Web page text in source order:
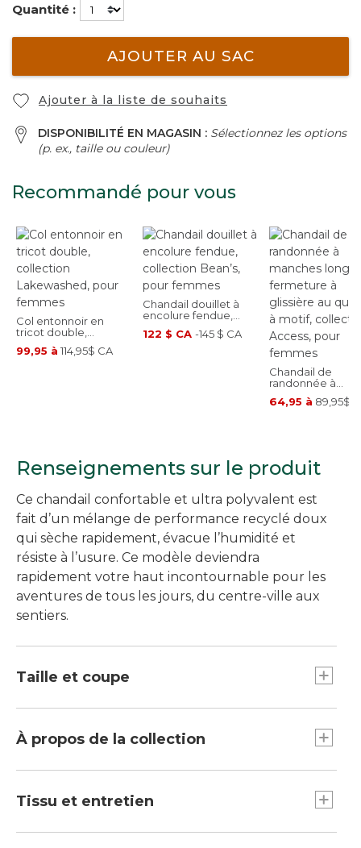
Quantité :
AJOUTER AU SAC
Ajouter à la liste de souhaits
DISPONIBILITÉ EN MAGASIN : Sélectionnez les options
(p. ex., taille ou couleur)
Recommandé pour vous
Col entonnoir en
tricot double,
Lakewashed, pour
99,95 à 114,95$ CA
Chandail douillet à
encolure fendue,
collection Bean’s,
pour femmes
122 $ CA -145 $ CA
Chandail de
randonnée à
manches
fermeture à
64,95 à 89,95$
Renseignements sur le produit
Ce chandail confortable et ultra polyvalent est
fait d’un mélange de performance recyclé doux
qui sèche rapidement, évacue l’humidité et
résiste à l’usure. Ce modèle deviendra
rapidement votre haut incontournable pour les
aventures de tous les jours, du centre-ville aux
sentiers.
Taille et coupe
standard de 25,5 po.
ample.
Tombe sur les hanches.
À propos de la collection
polyvalence ville-sentiers à un tout autre niveau.
avec un style classique pour une utilisation de
Tissu et entretien